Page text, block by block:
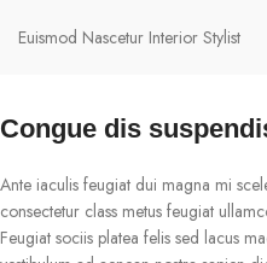
Euismod Nascetur Interior Stylist
Congue dis
Ante iaculis feugiat dui magna mi
consectetur class metus feugiat
Feugiat sociis platea felis sed lacus